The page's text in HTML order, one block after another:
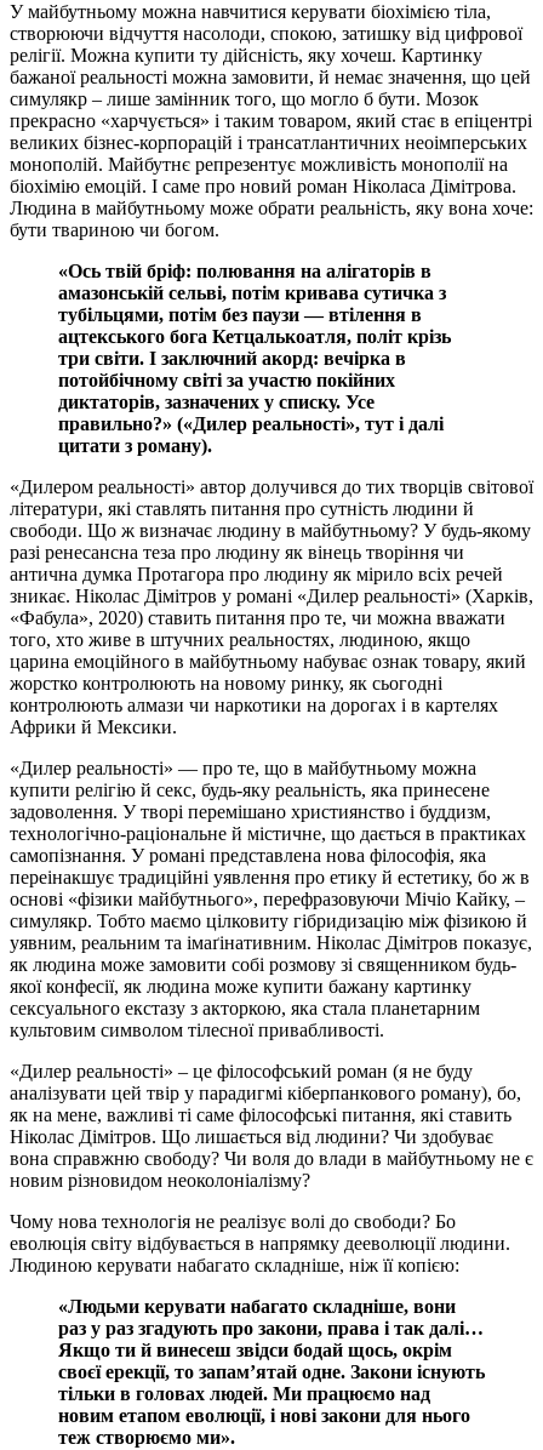
У майбутньому можна навчитися керувати біохімією тіла,
створюючи відчуття насолоди, спокою, затишку від цифрової
релігії. Можна купити ту дійсність, яку хочеш. Картинку
бажаної реальності можна замовити, й немає значення, що цей
симулякр – лише замінник того, що могло б бути. Мозок
прекрасно «харчується» і таким товаром, який стає в епіцентрі
великих бізнес-корпорацій і трансатлантичних неоімперських
монополій. Майбутнє репрезентує можливість монополії на
біохімію емоцій. І саме про новий роман Ніколаса Дімітрова.
Людина в майбутньому може обрати реальність, яку вона хоче:
бути твариною чи богом.
«Ось твій бріф: полювання на алігаторів в
амазонській сельві, потім кривава сутичка з
тубільцями, потім без паузи — втілення в
ацтекського бога Кетцалькоатля, політ крізь
три світи. І заключний акорд: вечірка в
потойбічному світі за участю покійних
диктаторів, зазначених у списку. Усе
правильно?» («Дилер реальності», тут і далі
цитати з роману).
«Дилером реальності» автор долучився до тих творців світової
літератури, які ставлять питання про сутність людини й
свободи. Що ж визначає людину в майбутньому? У будь-якому
разі ренесансна теза про людину як вінець творіння чи
антична думка Протагора про людину як мірило всіх речей
зникає. Ніколас Дімітров у романі «Дилер реальності» (Харків,
«Фабула», 2020) ставить питання про те, чи можна вважати
того, хто живе в штучних реальностях, людиною, якщо
царина емоційного в майбутньому набуває ознак товару, який
жорстко контролюють на новому ринку, як сьогодні
контролюють алмази чи наркотики на дорогах і в картелях
Африки й Мексики.
«Дилер реальності» — про те, що в майбутньому можна
купити релігію й секс, будь-яку реальність, яка принесене
задоволення. У творі перемішано християнство і буддизм,
технологічно-раціональне й містичне, що дається в практиках
самопізнання. У романі представлена нова філософія, яка
переінакшує традиційні уявлення про етику й естетику, бо ж в
основі «фізики майбутнього», перефразовуючи Мічіо Кайку, –
симулякр. Тобто маємо цілковиту гібридизацію між фізикою й
уявним, реальним та імаґінативним. Ніколас Дімітров показує,
як людина може замовити собі розмову зі священником будь-
якої конфесії, як людина може купити бажану картинку
сексуального екстазу з акторкою, яка стала планетарним
культовим символом тілесної привабливості.
«Дилер реальності» – це філософський роман (я не буду
аналізувати цей твір у парадигмі кіберпанкового роману), бо,
як на мене, важливі ті саме філософські питання, які ставить
Ніколас Дімітров. Що лишається від людини? Чи здобуває
вона справжню свободу? Чи воля до влади в майбутньому не є
новим різновидом неоколоніалізму?
Чому нова технологія не реалізує волі до свободи? Бо
еволюція світу відбувається в напрямку дееволюції людини.
Людиною керувати набагато складніше, ніж її копією:
«Людьми керувати набагато складніше, вони
раз у раз згадують про закони, права і так далі…
Якщо ти й винесеш звідси бодай щось, окрім
своєї ерекції, то запам’ятай одне. Закони існують
тільки в головах людей. Ми працюємо над
новим етапом еволюції, і нові закони для нього
теж створюємо ми».